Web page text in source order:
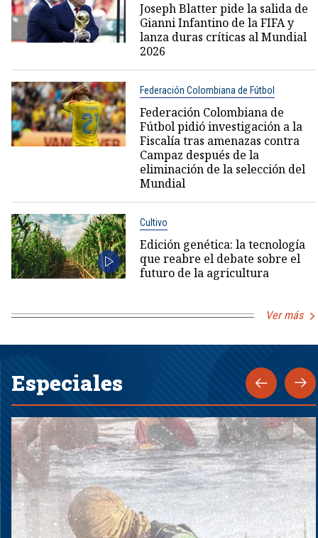
Joseph Blatter pide la salida de
Gianni Infantino de la FIFA y
lanza duras críticas al Mundial
2026
Federación Colombiana de Fútbol
Federación Colombiana de
Fútbol pidió investigación a la
Fiscalía tras amenazas contra
Campaz después de la
eliminación de la selección del
Mundial
Cultivo
Edición genética: la tecnología
que reabre el debate sobre el
futuro de la agricultura
Ver más
Especiales